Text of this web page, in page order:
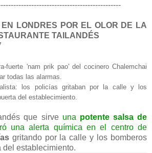
LONDRES POR EL OLOR DE LA
TAILANDÉS
fuerte 'nam prik pao' del cocinero Chalemchai
todas las alarmas.
los policías gritaban por la calle y los
del establecimiento.
que sirve una potente salsa de
una alerta química en el centro de
gritando por la calle y los bomberos
del establecimiento.